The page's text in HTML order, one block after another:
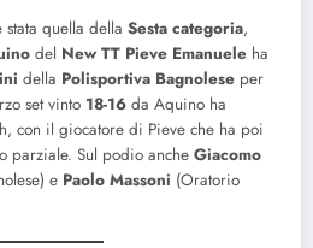
quella della Sesta categoria,
del New TT Pieve Emanuele ha
della Polisportiva Bagnolese per
set vinto 18-16 da Aquino ha
con il giocatore di Pieve che ha poi
parziale. Sul podio anche Giacomo
e Paolo Massoni (Oratorio